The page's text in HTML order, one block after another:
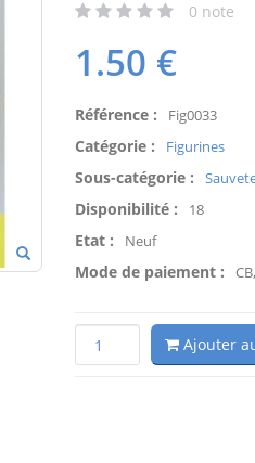
0 note
1.50 €
Référence : Fig0033
Catégorie : Figurines
Sous-catégorie :
Disponibilité : 18
Etat : Neuf
Mode de paiement :
Ajouter